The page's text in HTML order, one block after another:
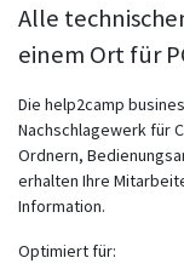
Alle
einem Ort für
Die help2camp
Nachschlagewerk für
Ordnern,
erhalten Ihre
Information.
Optimiert für: